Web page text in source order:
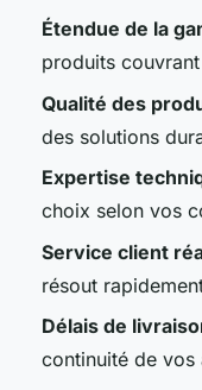
Étendue de la
produits
Qualité des
des solutions
Expertise
choix selon vos
Service client
résout
Délais de
continuité de vos